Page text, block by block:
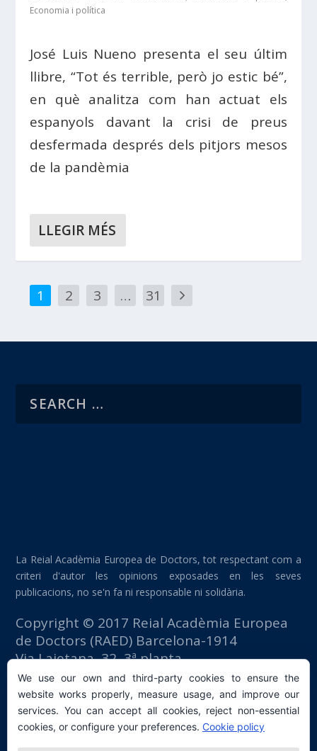
Economia i política
José Luis Nueno presenta el seu últim
llibre, “Tot és terrible, però jo estic bé”,
en què analitza com han actuat els
espanyols davant la crisi de preus
desfermada després dels pitjors mesos
de la pandèmia
LLEGIR MÉS
1 2 3 … 31
La Reial Acadèmia Europea de Doctors, tot respectant com a
criteri d'autor les opinions exposades en les seves
publicacions, no se'n fa ni responsable ni solidària.
Copyright © 2017 Reial Acadèmia Europea
de Doctors (RAED) Barcelona-1914
Via Laietana, 32, 3ª planta
Edifici Foment del Treball
08003 Barcelona (España)
tlf: +34 93 667 40 54
secretaria@raed.academy
Contacte i subscripció a la Newsletter
We use our own and third-party cookies to ensure the
website works properly, measure usage, and improve our
services. You can accept all cookies, reject non-essential
cookies, or configure your preferences. Cookie policy